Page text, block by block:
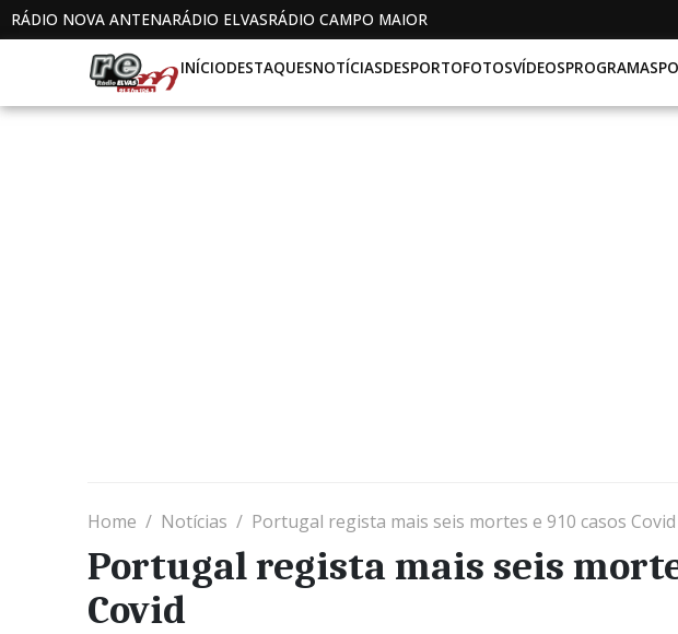
RÁDIO NOVA ANTENARÁDIO ELVASRÁDIO CAMPO MAIOR
INÍCIODESTAQUESNOTÍCIASDESPORTOFOTOSVÍDEOSPROGRAMAS
Home Notícias Portugal regista mais seis mortes e 910 casos Covid
Portugal regista mais seis
Covid